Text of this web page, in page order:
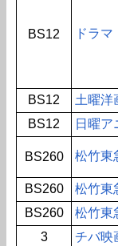
BS12 ドラ
BS12
土曜洋
BS12
日曜ア
BS260 松竹東
BS260
松竹東
BS260
松竹東
3
チバ映